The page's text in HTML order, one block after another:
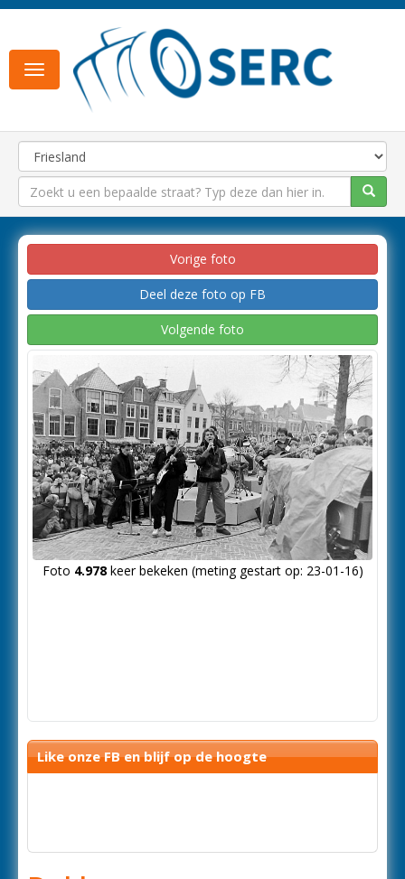
Toggle
navigation
Vorige foto
Deel deze foto op FB
Volgende foto
Foto 4.978keer bekeken (meting gestart op: 23-01-16)
Like onze FB en blijf op de hoogte